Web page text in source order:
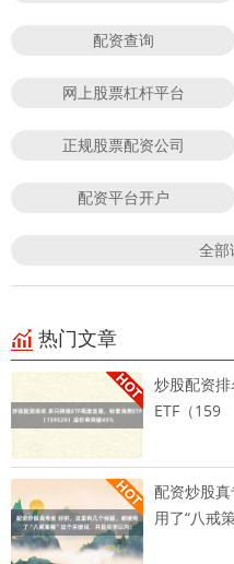
配资查询
网上股票杠杆平台
正规股票配资公司
配资平台开户
全部
热门文章
炒股配资
ETF（159
配资炒股
用了“八戒